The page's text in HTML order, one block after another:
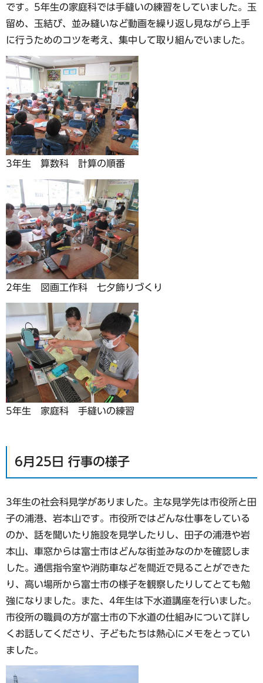
です。5年生の家庭科では手縫いの練習をしていました。玉
留め、玉結び、並み縫いなど動画を繰り返し見ながら上手
に行うためのコツを考え、集中して取り組んでいました。
3年生 算数科 計算の順番
2年生 図画工作科 七夕飾りづくり
5年生 家庭科 手縫いの練習
6月25日 行事の様子
3年生の社会科見学がありました。主な見学先は市役所と田
子の浦港、岩本山です。市役所ではどんな仕事をしている
のか、話を聞いたり施設を見学したりし、田子の浦港や岩
本山、車窓からは富士市はどんな街並みなのかを確認しま
した。通信指令室や消防車などを間近で見ることができた
り、高い場所から富士市の様子を観察したりしてとても勉
強になりました。また、4年生は下水道講座を行いました。
市役所の職員の方が富士市の下水道の仕組みについて詳し
くお話してくださり、子どもたちは熱心にメモをとってい
ました。